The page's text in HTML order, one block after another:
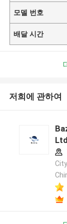
모델 번호
배달 시간
저희에 관하여